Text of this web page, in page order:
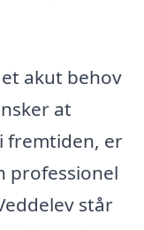
akut behov
at
fremtiden, er
professionel
står